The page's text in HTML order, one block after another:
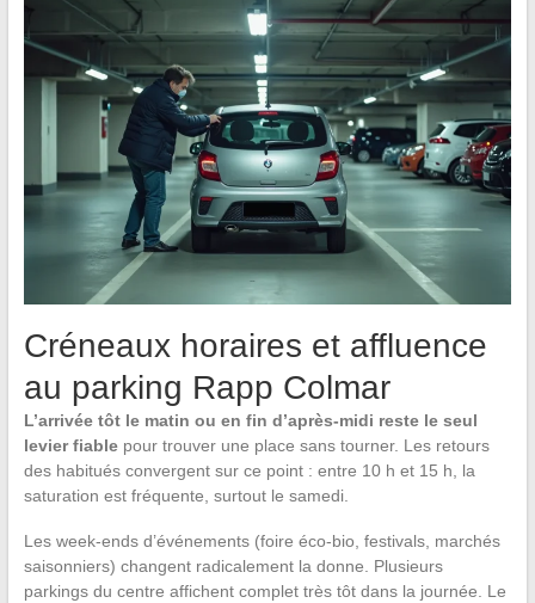
Créneaux horaires et affluence
au parking Rapp Colmar
L’arrivée tôt le matin ou en fin d’après-midi reste le seul
levier fiablepour trouver une place sans tourner. Les retours
des habitués convergent sur ce point : entre 10 h et 15 h, la
saturation est fréquente, surtout le samedi.
Les week-ends d’événements (foire éco-bio, festivals, marchés
saisonniers) changent radicalement la donne. Plusieurs
parkings du centre affichent complet très tôt dans la journée. Le